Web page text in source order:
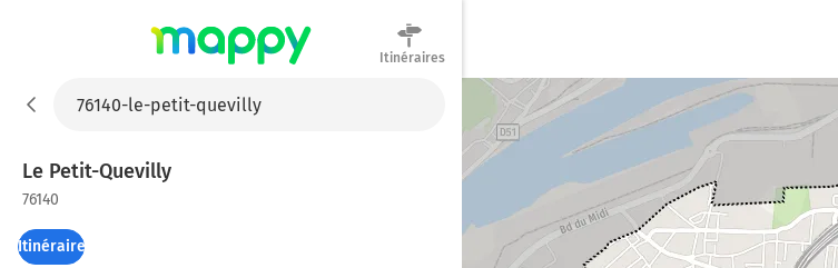
Itinéraires
Le Petit-Quevilly
76140
Itinéraires